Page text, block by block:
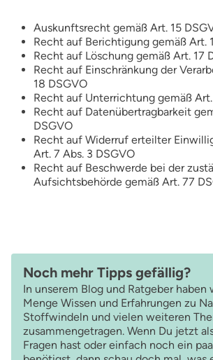
Auskunftsrecht gemäß Art. 15
Recht auf Berichtigung gemäß Art.
Recht auf Löschung gemäß Art. 17
Recht auf Einschränkung der
18 DSGVO
Recht auf Unterrichtung gemäß Art.
Recht auf Datenübertragbarkeit
DSGVO
Recht auf Widerruf erteilter
Art. 7 Abs. 3 DSGVO
Recht auf Beschwerde bei der
Aufsichtsbehörde gemäß Art. 77
Noch mehr Tipps gefällig?
In unserem Blog und Ratgeber haben
Menge Wissen und Erfahrungen zu
Stoffwindeln und vielen weiteren
zusammengetragen. Wenn Du jetzt
Fragen hast oder einfach noch ein